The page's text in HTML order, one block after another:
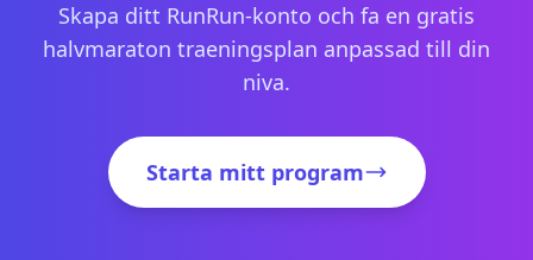
Skapa ditt RunRun-konto och fa en gratis
halvmaraton traeningsplan anpassad till din
niva.
Starta mitt program